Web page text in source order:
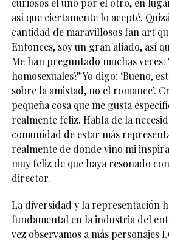
así que ciertamente lo acepté.
cantidad de maravillosos fan art
Entonces, soy un gran aliado, así
Me han preguntado muchas veces:
homosexuales?’ Yo digo: ‘Bueno,
sobre la amistad, no el romance’.
pequeña cosa que me gusta
realmente feliz. Habla de la
comunidad de estar más
realmente de donde vino mi
muy feliz de que haya resonado
director.
La diversidad y la representación
fundamental en la industria del
vez observamos a más personajes